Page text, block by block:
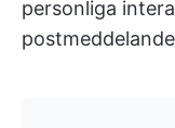
personliga